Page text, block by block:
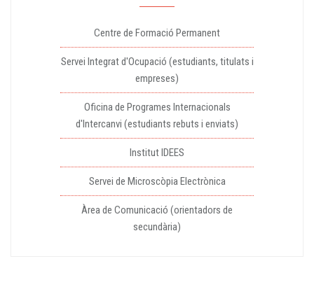
Centre de Formació Permanent
Servei Integrat d'Ocupació (estudiants, titulats i
empreses)
Oficina de Programes Internacionals
d'Intercanvi (estudiants rebuts i enviats)
Institut IDEES
Servei de Microscòpia Electrònica
Àrea de Comunicació (orientadors de
secundària)